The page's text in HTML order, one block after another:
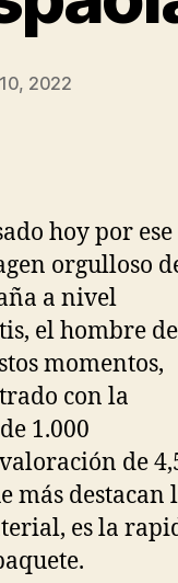
2022
hoy por ese
orgulloso
a nivel
el hombre de
momentos,
con la
1.000
de
más destacan
es la